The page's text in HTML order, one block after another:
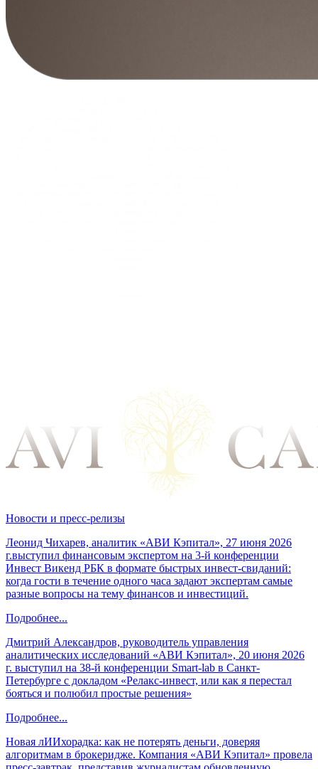
Новости и пресс-релизы
Леонид Чихарев, аналитик «АВИ Кэпитал», 27 июня 2026
г.выступил финансовым экспертом на 3-й конференции
Инвест Викенд РБК в формате быстрых инвест-свиданий:
когда гости в течение одного часа задают экспертам самые
разные вопросы на тему финансов и инвестиций.
Подробнее...
Дмитрий Александров, руководитель управления
аналитических исследований «АВИ Кэпитал», 20 июня 2026
г. выступил на 38-й конференции Smart-lab в Санкт-
Петербурге с докладом «Релакс-инвест, или как я перестал
бояться и полюбил простые решения»
Подробнее...
Новая лИИхорадка: как не потерять деньги, доверяя
алгоритмам в брокеридже. Компания «АВИ Кэпитал» провела